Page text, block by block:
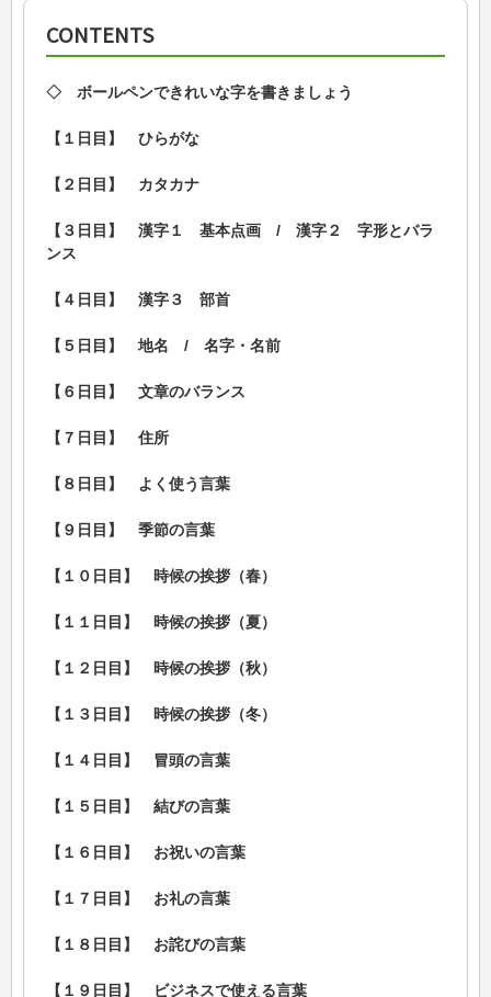
CONTENTS
◇ ボールペンできれいな字を書きましょう
【１日目】 ひらがな
【２日目】 カタカナ
【３日目】 漢字１ 基本点画 / 漢字２ 字形とバラ
ンス
【４日目】 漢字３ 部首
【５日目】 地名 / 名字・名前
【６日目】 文章のバランス
【７日目】 住所
【８日目】 よく使う言葉
【９日目】 季節の言葉
【１０日目】 時候の挨拶（春）
【１１日目】 時候の挨拶（夏）
【１２日目】 時候の挨拶（秋）
【１３日目】 時候の挨拶（冬）
【１４日目】 冒頭の言葉
【１５日目】 結びの言葉
【１６日目】 お祝いの言葉
【１７日目】 お礼の言葉
【１８日目】 お詫びの言葉
【１９日目】 ビジネスで使える言葉